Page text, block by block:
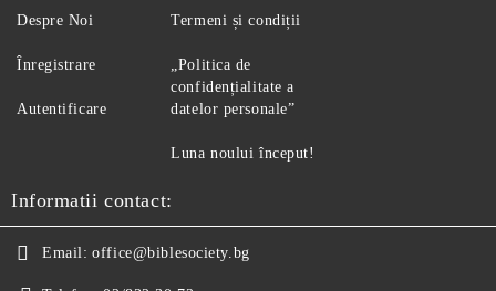
Despre Noi
Înregistrare
Autentificare
Termeni și condiții
„Politica de
confidențialitate a
datelor personale”
Luna noului început!
Informatii contact:
Email: office@biblesociety.bg